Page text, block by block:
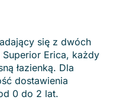
się z dwóch
Erica, każdy
łazienką. Dla
dostawienia
0 do 2 lat.